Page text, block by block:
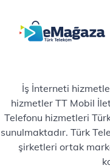
İş İnterneti
hizmetler TT Mobil
Telefonu hizmetleri
sunulmaktadır. Türk
şirketleri ortak